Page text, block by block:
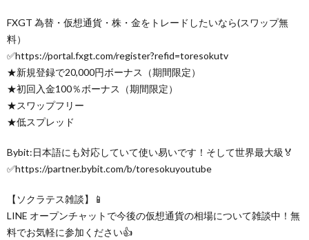
FXGT 為替・仮想通貨・株・金をトレードしたいなら(スワップ無
料）
✅https://portal.fxgt.com/register?refid=toresokutv
★新規登録で20,000円ボーナス（期間限定）
★初回入金100％ボーナス（期間限定）
★スワップフリー
★低スプレッド
Bybit:日本語にも対応していて使い易いです！そして世界最大級🏅
✅https://partner.bybit.com/b/toresokuyoutube
【ソクラテス雑談】📱
LINE オープンチャットで今後の仮想通貨の相場について雑談中！無
料でお気軽に参加ください👍